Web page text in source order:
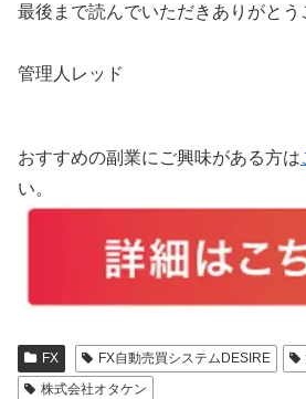
最後まで読んでいただきありがとう
管理人レッド
おすすめの副業にご興味がある方は
い。
FX FX自動売買システムDESIRE
株式会社オタケン